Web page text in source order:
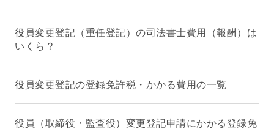
役員変更登記（重任登記）の司法書士費用（報酬）は
いくら？
役員変更登記の登録免許税・かかる費用の一覧
役員（取締役・監査役）変更登記申請にかかる登録免